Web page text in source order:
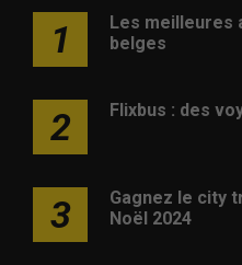
1
Les meilleures
belges
2 Flixbus : des
3
Gagnez le city
Noël 2024